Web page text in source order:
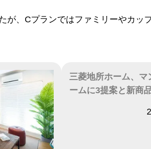
が、Cプランではファミリーやカッ
三菱地所ホーム、マ
ームに3提案と新商